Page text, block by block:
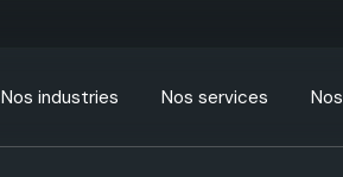
Nos industries Nos services